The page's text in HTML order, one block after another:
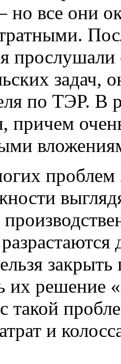
но все они
задач,
по ТЭР. В
причем
проблем
закрыть
их решение
с такой
и